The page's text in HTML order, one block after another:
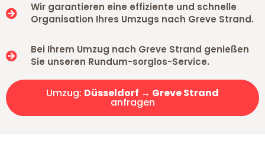
Wir garantieren eine effiziente und schnelle
Organisation Ihres Umzugs nach Greve Strand.
Bei Ihrem Umzug nach Greve Strand genießen
Sie unseren Rundum-sorglos-Service.
Umzug: Düsseldorf → Greve Strand
anfragen